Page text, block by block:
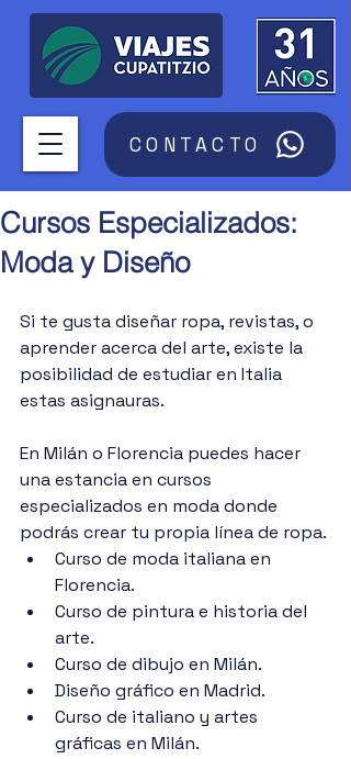
CONTACTO
Cursos Especializados:
Moda y Diseño
Si te gusta diseñar ropa, revistas, o
aprender acerca del arte, existe la
posibilidad de estudiar en Italia
estas asignauras.
En Milán o Florencia puedes hacer
una estancia en cursos
especializados en moda donde
podrás crear tu propia línea de ropa.
Curso de moda italiana en
Florencia.
Curso de pintura e historia del
arte.
Curso de dibujo en Milán.
Diseño gráfico en Madrid.
Curso de italiano y artes
gráficas en Milán.